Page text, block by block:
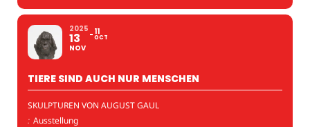
2025
13
NOV
11
OCT
TIERE SIND AUCH NUR MENSCHEN
SKULPTUREN VON AUGUST GAUL
: Ausstellung